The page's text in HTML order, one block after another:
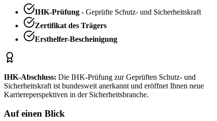
IHK-Prüfung - Geprüfte Schutz- und Sicherheitskraft
Zertifikat des Trägers
Ersthelfer-Bescheinigung
IHK-Abschluss: Die IHK-Prüfung zur Geprüften Schutz- und
Sicherheitskraft ist bundesweit anerkannt und eröffnet Ihnen neue
Karriereperspektiven in der Sicherheitsbranche.
Auf einen Blick